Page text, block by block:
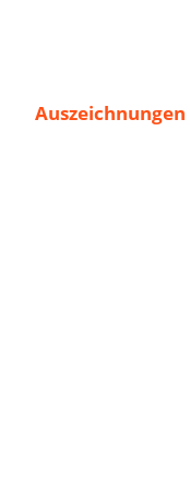
Auszeichnungen